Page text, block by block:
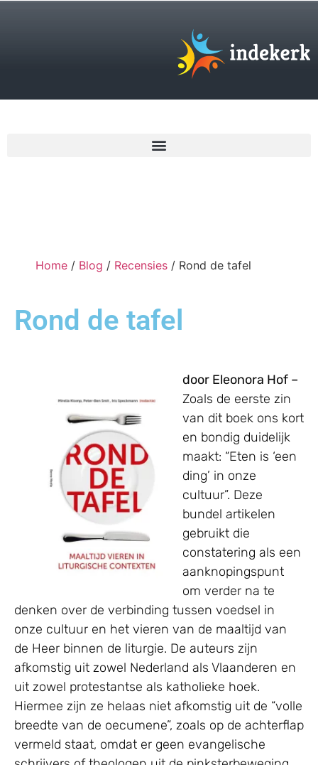
Home / Blog / Recensies / Rond de tafel
Rond de tafel
door Eleonora Hof –
Zoals de eerste zin
van dit boek ons kort
en bondig duidelijk
maakt: “Eten is ‘een
ding’ in onze
cultuur”. Deze
bundel artikelen
gebruikt die
constatering als een
aanknopingspunt
om verder na te
denken over de verbinding tussen voedsel in
onze cultuur en het vieren van de maaltijd van
de Heer binnen de liturgie. De auteurs zijn
afkomstig uit zowel Nederland als Vlaanderen en
uit zowel protestantse als katholieke hoek.
Hiermee zijn ze helaas niet afkomstig uit de “volle
breedte van de oecumene”, zoals op de achterflap
vermeld staat, omdat er geen evangelische